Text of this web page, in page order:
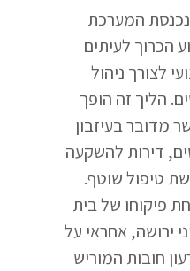
המערכת
הכרוך לעיתים
לצורך ניהול
הליך זה הופך
מדובר בעיזבון
דירות להשקעה
טיפול שוטף.
פיקוחו של בית
ירושה, אחראי על
חובות המוריש